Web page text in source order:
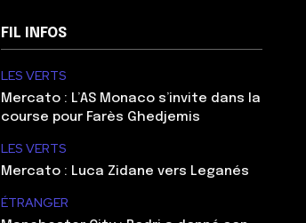
FIL INFOS
LES VERTS
Mercato : L’AS Monaco s’invite dans la
course pour Farès Ghedjemis
LES VERTS
Mercato : Luca Zidane vers Leganés
ÉTRANGER